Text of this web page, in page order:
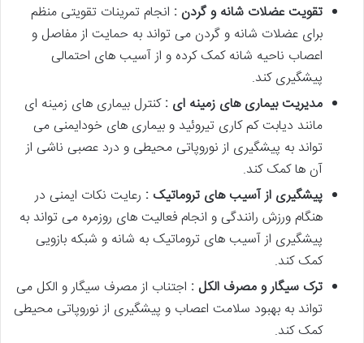
تقویت عضلات شانه و گردن : انجام تمرینات تقویتی منظم
برای عضلات شانه و گردن می تواند به حمایت از مفاصل و
اعصاب ناحیه شانه کمک کرده و از آسیب های احتمالی
پیشگیری کند.
مدیریت بیماری های زمینه ای :کنترل بیماری های زمینه ای
مانند دیابت کم کاری تیروئید و بیماری های خودایمنی می
تواند به پیشگیری از نوروپاتی محیطی و درد عصبی ناشی از
آن ها کمک کند.
پیشگیری از آسیب های تروماتیک : رعایت نکات ایمنی در
هنگام ورزش رانندگی و انجام فعالیت های روزمره می تواند به
پیشگیری از آسیب های تروماتیک به شانه و شبکه بازویی
کمک کند.
ترک سیگار و مصرف الکل : اجتناب از مصرف سیگار و الکل می
تواند به بهبود سلامت اعصاب و پیشگیری از نوروپاتی محیطی
کمک کند.